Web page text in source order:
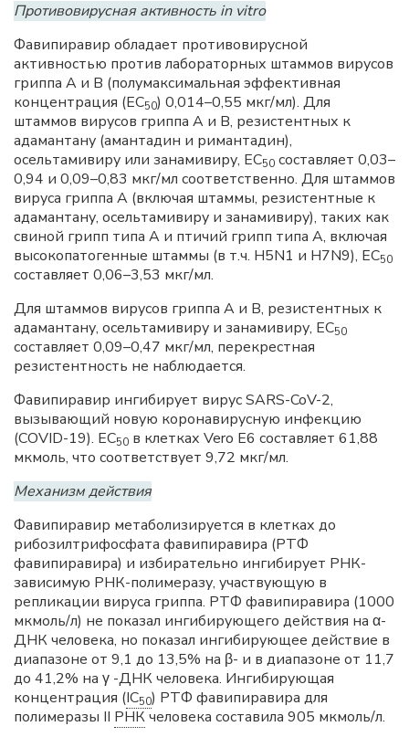
Противовирусная активность in vitro
Фавипиравир обладает противовирусной
активностью против лабораторных штаммов вирусов
гриппа А и В (полумаксимальная эффективная
концентрация (EC50) 0,014–0,55 мкг/мл). Для
штаммов вирусов гриппа А и В, резистентных к
адамантану (амантадин и римантадин),
осельтамивиру или занамивиру, ЕС50 составляет 0,03–
0,94 и 0,09–0,83 мкг/мл соответственно. Для штаммов
вируса гриппа А (включая штаммы, резистентные к
адамантану, осельтамивиру и занамивиру), таких как
свиной грипп типа А и птичий грипп типа А, включая
высокопатогенные штаммы (в т.ч. H5N1 и H7N9), ЕС50
составляет 0,06–3,53 мкг/мл.
Для штаммов вирусов гриппа А и В, резистентных к
адамантану, осельтамивиру и занамивиру, ЕС50
составляет 0,09–0,47 мкг/мл, перекрестная
резистентность не наблюдается.
Фавипиравир ингибирует вирус SARS-CoV-2,
вызывающий новую коронавирусную инфекцию
(COVID-19). ЕС50 в клетках Vero Е6 составляет 61,88
мкмоль, что соответствует 9,72 мкг/мл.
Механизм действия
Фавипиравир метаболизируется в клетках до
рибозилтрифосфата фавипиравира (РТФ
фавипиравира) и избирательно ингибирует РНК-
зависимую РНК-полимеразу, участвующую в
репликации вируса гриппа. РТФ фавипиравира (1000
мкмоль/л) не показал ингибирующего действия на α-
ДНК человека, но показал ингибирующее действие в
диапазоне от 9,1 до 13,5% на β- и в диапазоне от 11,7
до 41,2% на γ -ДНК человека. Ингибирующая
концентрация (IC50) РТФ фавипиравира для
полимеразы II РНКчеловека составила 905 мкмоль/л.